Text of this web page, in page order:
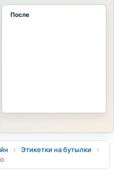
После
› Этикетки на бутылки
›